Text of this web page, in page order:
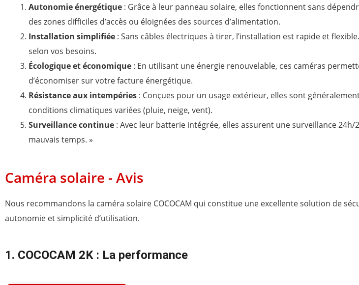
Autonomie énergétique : Grâce à leur panneau solaire, elles fonctionnent sans
des zones difficiles d’accès ou éloignées des sources d’alimentation.
Installation simplifiée : Sans câbles électriques à tirer, l’installation est rapide et
selon vos besoins.
Écologique et économique : En utilisant une énergie renouvelable, ces caméras
d’économiser sur votre facture énergétique.
Résistance aux intempéries : Conçues pour un usage extérieur, elles sont
conditions climatiques variées (pluie, neige, vent).
Surveillance continue : Avec leur batterie intégrée, elles assurent une surveillance
mauvais temps. »
Caméra solaire - Avis
Nous recommandons la caméra solaire COCOCAM qui constitue une excellente solution de
autonomie et simplicité d’utilisation.
1. COCOCAM 2K : La performance